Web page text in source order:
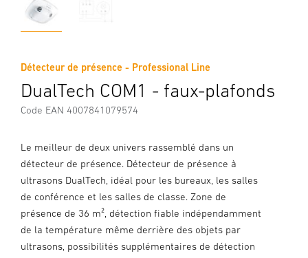
Détecteur de présence - Professional Line
DualTech COM1 - faux-plafonds
Code EAN 4007841079574
Le meilleur de deux univers rassemblé dans un
détecteur de présence. Détecteur de présence à
ultrasons DualTech, idéal pour les bureaux, les salles
de conférence et les salles de classe. Zone de
présence de 36 m², détection fiable indépendamment
de la température même derrière des objets par
ultrasons, possibilités supplémentaires de détection